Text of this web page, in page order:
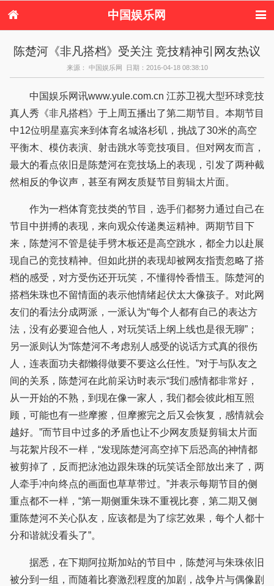
中国娱乐网
电视剧
演唱会 综艺节目
偶像活动
陈楚河《非凡搭档》受关注 竞技精神引网友热议
来源： 中国娱乐网 日期：2016-04-18 08:38:10
中国娱乐网讯www.yule.com.cn 江苏卫视大型环球竞技
真人秀《非凡搭档》于上周五播出了第二期节目。本期节目
中12位明星嘉宾来到体育名城洛杉矶，挑战了30米的高空
平衡木、模仿表演、射击跳水等竞技项目。但对网友而言，
最大的看点依旧是陈楚河在竞技场上的表现，引发了两种截
然相反的争议声，甚至有网友质疑节目剪辑太片面。
作为一档体育竞技类的节目，选手们都努力通过自己在
节目中拼搏的表现，来向观众传递奥运精神。两期节目下
来，陈楚河不管是徒手劈木板还是高空跳水，都全力以赴展
现自己的竞技精神。但如此拼的表现却被网友指责忽略了搭
档的感受，对方受伤还开玩笑，不懂得怜香惜玉。陈楚河的
搭档朱珠也不留情面的表示他情绪起伏太大像孩子。对此网
友们的看法分成两派，一派认为“每个人都有自己的表达方
法，没有必要迎合他人，对玩笑话上纲上线也是很无聊”；
另一派则认为“陈楚河不考虑别人感受的说话方式真的很伤
人，连表面功夫都懒得做要不要这么任性。”对于与队友之
间的关系，陈楚河在此前采访时表示“我们感情都非常好，
从一开始的不熟，到现在像一家人，我们都会彼此相互照
顾，可能也有一些摩擦，但摩擦完之后又会恢复，感情就会
越好。”而节目中过多的矛盾也让不少网友质疑剪辑太片面
与花絮片段不一样，“发现陈楚河高空掉下后恐高的神情都
被剪掉了，反而把泳池边跟朱珠的玩笑话全部放出来了，两
人牵手冲向终点的画面也草草带过。”并表示每期节目的侧
重点都不一样，“第一期侧重朱珠不重视比赛，第二期又侧
重陈楚河不关心队友，应该都是为了综艺效果，每个人都十
分和谐就没看头了”。
据悉，在下期阿拉斯加站的节目中，陈楚河与朱珠依旧
被分到一组，而随着比赛激烈程度的加剧，战争片与偶像剧